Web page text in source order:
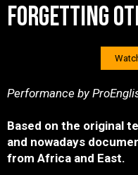
forgetting
Performance by
Based on the original
and nowadays
from Africa and East.